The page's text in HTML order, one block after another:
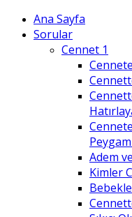
Ana Sayfa
Sorular
Cennet 1
Adem
Kimler